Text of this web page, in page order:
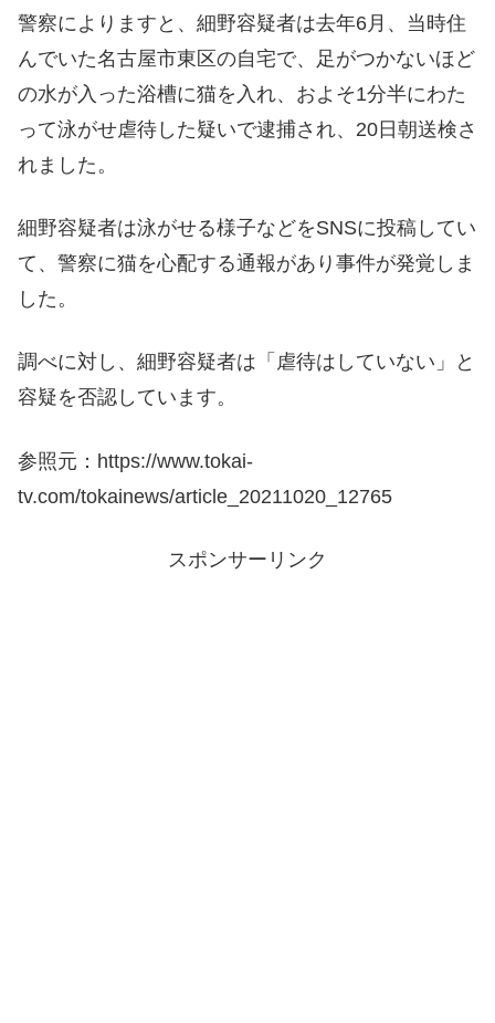
警察によりますと、細野容疑者は去年6月、当時住
んでいた名古屋市東区の自宅で、足がつかないほど
の水が入った浴槽に猫を入れ、およそ1分半にわた
って泳がせ虐待した疑いで逮捕され、20日朝送検さ
れました。
細野容疑者は泳がせる様子などをSNSに投稿してい
て、警察に猫を心配する通報があり事件が発覚しま
した。
調べに対し、細野容疑者は「虐待はしていない」と
容疑を否認しています。
参照元：https://www.tokai-
tv.com/tokainews/article_20211020_12765
スポンサーリンク